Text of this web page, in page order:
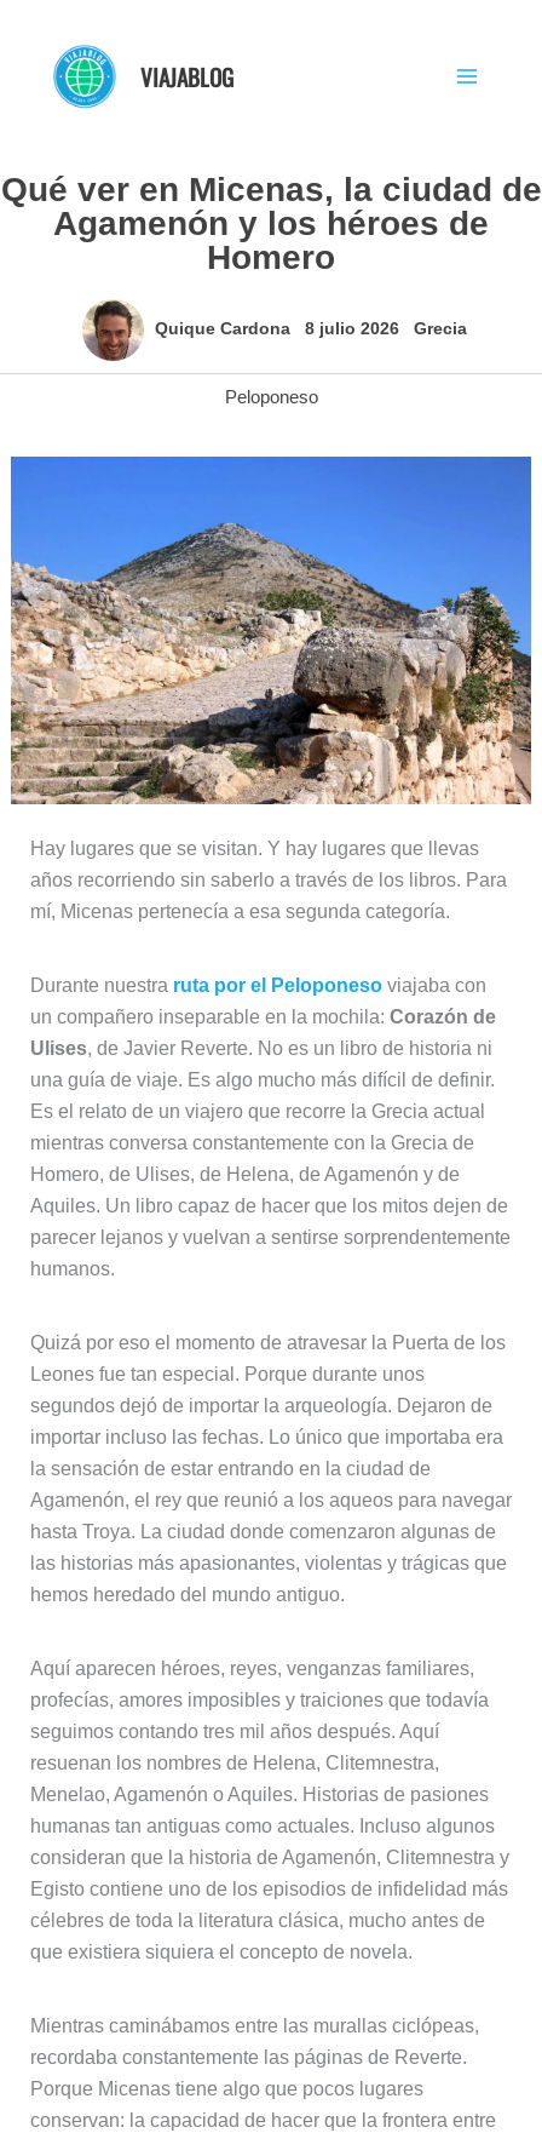
contenido
VIAJABLOG
Qué ver en Micenas, la ciudad de
Agamenón y los héroes de
Homero
Quique Cardona 8 julio 2026 Grecia
Peloponeso
Hay lugares que se visitan. Y hay lugares que llevas
años recorriendo sin saberlo a través de los libros. Para
mí, Micenas pertenecía a esa segunda categoría.
Durante nuestra ruta por el Peloponesoviajaba con
un compañero inseparable en la mochila: Corazón de
Ulises, de Javier Reverte. No es un libro de historia ni
una guía de viaje. Es algo mucho más difícil de definir.
Es el relato de un viajero que recorre la Grecia actual
mientras conversa constantemente con la Grecia de
Homero, de Ulises, de Helena, de Agamenón y de
Aquiles. Un libro capaz de hacer que los mitos dejen de
parecer lejanos y vuelvan a sentirse sorprendentemente
humanos.
Quizá por eso el momento de atravesar la Puerta de los
Leones fue tan especial. Porque durante unos
segundos dejó de importar la arqueología. Dejaron de
importar incluso las fechas. Lo único que importaba era
la sensación de estar entrando en la ciudad de
Agamenón, el rey que reunió a los aqueos para navegar
hasta Troya. La ciudad donde comenzaron algunas de
las historias más apasionantes, violentas y trágicas que
hemos heredado del mundo antiguo.
Aquí aparecen héroes, reyes, venganzas familiares,
profecías, amores imposibles y traiciones que todavía
seguimos contando tres mil años después. Aquí
resuenan los nombres de Helena, Clitemnestra,
Menelao, Agamenón o Aquiles. Historias de pasiones
humanas tan antiguas como actuales. Incluso algunos
consideran que la historia de Agamenón, Clitemnestra y
Egisto contiene uno de los episodios de infidelidad más
célebres de toda la literatura clásica, mucho antes de
que existiera siquiera el concepto de novela.
Mientras caminábamos entre las murallas ciclópeas,
recordaba constantemente las páginas de Reverte.
Porque Micenas tiene algo que pocos lugares
conservan: la capacidad de hacer que la frontera entre